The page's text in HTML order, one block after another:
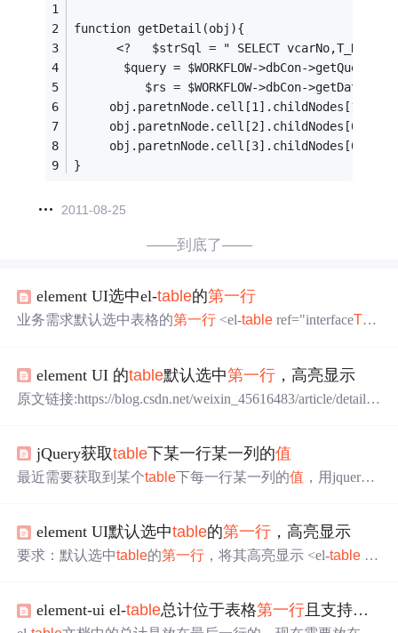
function getDetail(obj){
<?   $strSql = " SELECT
$query = $WORKFLOW->dbCon-
$rs = $WORKFLOW->dbCon-
}
2011-08-25
——到底了——
element UI选中el-table的第一行
业务需求默认选中表格的第一行 <el-table ref="interfaceTabl
element UI 的table默认选中第一行 ，高亮显示
原文链接:https://blog.csdn.net/weixin_45616483/article/details/
a="table Data" stripe highlight-current-row style="width:
jQuery获取table下某一行某一列的值
最近需要获取到某个table下每一行某一列的值 ，用jquery
我需要获取每个table下某一行某一列的值 ： var
element UI默认选中table的第一行 ，高亮显示
要求：默认选中table的第一行 ，将其高亮显示 <el-table
element-ui el-table总计位于表格第一行 且支持多选